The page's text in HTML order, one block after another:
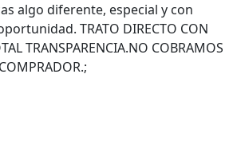
algo diferente, especial y con
TRATO DIRECTO CON
TRANSPARENCIA.NO COBRAMOS